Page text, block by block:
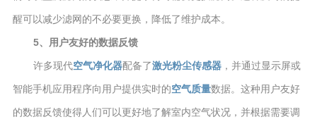
醒可以减少滤网的不必要更换，降低了维护成本。
5、用户友好的数据反馈
许多现代空气净化器配备了激光粉尘传感器，并通过显示屏或
智能手机应用程序向用户提供实时的空气质量数据。这种用户友好
的数据反馈使得人们可以更好地了解室内空气状况，并根据需要调